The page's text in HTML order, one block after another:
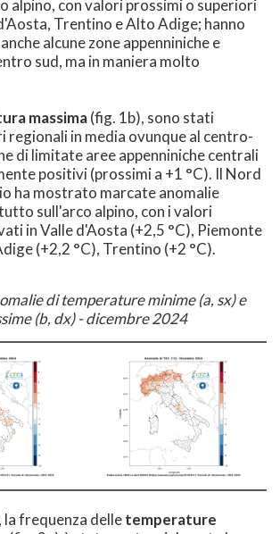
alpino, con valori prossimi o superiori
Trentino e Alto Adige; hanno
alcune zone appenniniche e
sud, ma in maniera molto
massima(fig. 1b), sono stati
in media ovunque al centro-
di limitate aree appenniniche centrali
positivi (prossimi a +1 °C). Il Nord
ha mostrato marcate anomalie
sull'arco alpino, con i valori
in Valle d'Aosta (+2,5 °C), Piemonte
(+2,2 °C), Trentino (+2 °C).
di temperature minime (a, sx) e
(b, dx) - dicembre 2024
la frequenza delletemperature